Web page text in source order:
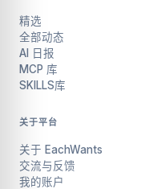
精选
全部动态
AI 日报
MCP 库
SKILLS库
关于平台
关于 EachWants
交流与反馈
我的账户